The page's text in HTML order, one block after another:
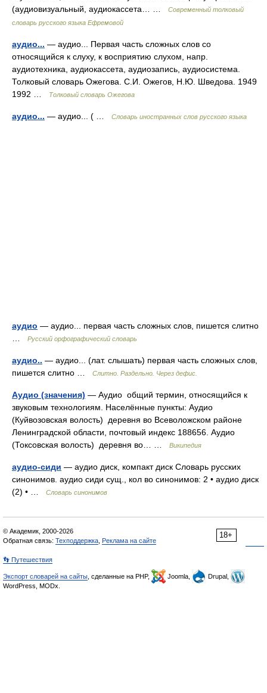
(аудиовизуальный, аудиокассета… …
Современный толковый
словарь русского языка Ефремовой
аудио... — аудио... Первая часть сложных слов со
относящийся к слуху, к восприятию слухом, напр.
аудиотехника, аудиокассета, аудиозапись, аудиосистема.
Толковый словарь Ожегова. С.И. Ожегов, Н.Ю. Шведова. 1949
1992 …
Толковый словарь Ожегова
аудио... — аудио... ( … Словарь иностранных слов русского языка
аудио — аудио... первая часть сложных слов, пишется слитно
Русский орфографический словарь
аудио.. — аудио... (лат. слышать) первая часть сложных слов,
пишется слитно …
Слитно. Раздельно. Через дефис.
Аудио (значения) — Аудио общий термин, относящийся к
звуковым технологиям. Населённые пункты: Аудио
(Куйвозовская волость) деревня во Всеволожском районе
Ленинградской области, почтовый индекс 188656. Аудио
(Токсовская волость) деревня во… …
Википедия
аудио-сиди — аудио диск, компакт диск Словарь русских
синонимов. аудио сиди сущ., кол во синонимов: 2 • аудио диск
(2) • …
Словарь синонимов
18+
© Академик, 2000-2026
Обратная связь: Техподдержка Реклама на сайте
👣 Путешествия
Экспорт словарей на сайты , сделанные на PHP, Joomla,
Drupal,
WordPress, MODx.